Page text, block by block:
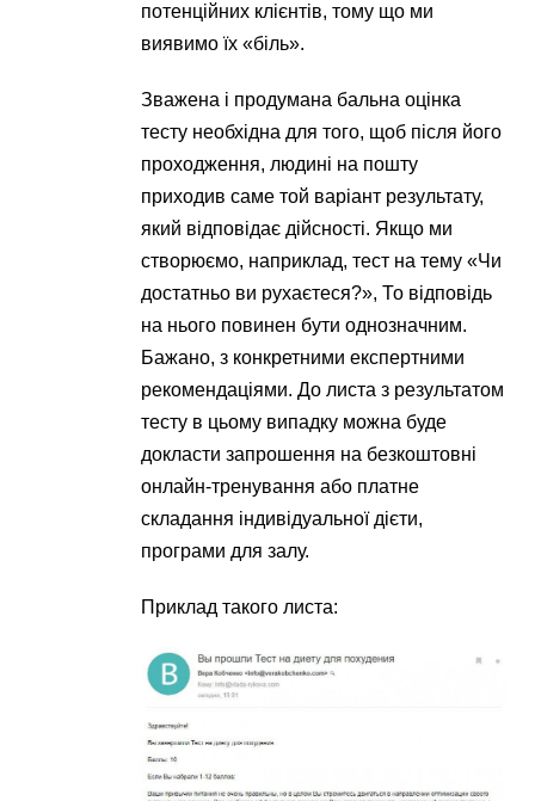
потенційних клієнтів, тому що ми
виявимо їх «біль».
Зважена і продумана бальна оцінка
тесту необхідна для того, щоб після його
проходження, людині на пошту
приходив саме той варіант результату,
який відповідає дійсності. Якщо ми
створюємо, наприклад, тест на тему «Чи
достатньо ви рухаєтеся?», То відповідь
на нього повинен бути однозначним.
Бажано, з конкретними експертними
рекомендаціями. До листа з результатом
тесту в цьому випадку можна буде
докласти запрошення на безкоштовні
онлайн-тренування або платне
складання індивідуальної дієти,
програми для залу.
Приклад такого листа: